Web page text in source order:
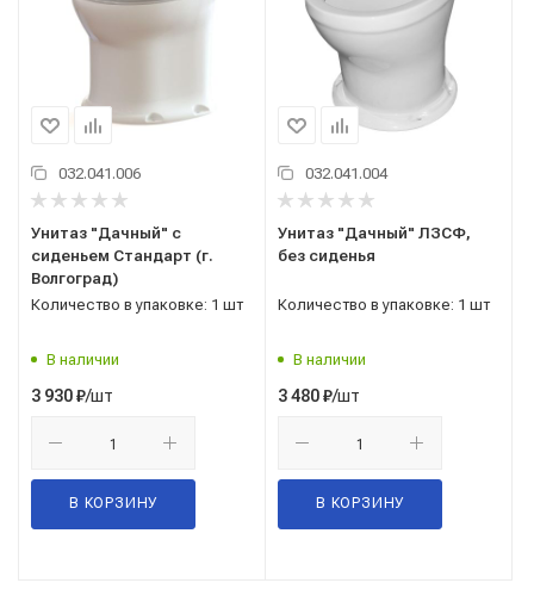
032.041.006
Унитаз "Дачный" с
сиденьем Стандарт (г.
Волгоград)
Количество в упаковке: 1 шт
В наличии
3 930₽/шт
В КОРЗИНУ
032.041.004
Унитаз "Дачный" ЛЗСФ,
без сиденья
Количество в упаковке: 1 шт
В наличии
3 480₽/шт
В КОРЗИНУ